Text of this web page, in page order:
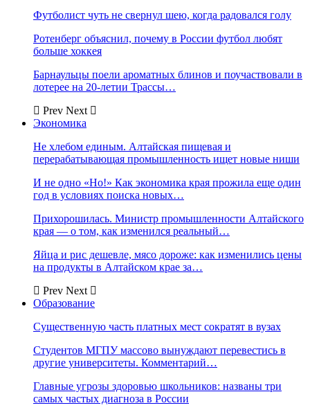
Футболист чуть не свернул шею, когда радовался голу
Ротенберг объяснил, почему в России футбол любят
больше хоккея
Барнаульцы поели ароматных блинов и поучаствовали в
лотерее на 20-летии Трассы…
Prev Next
Экономика
Не хлебом единым. Алтайская пищевая и
перерабатывающая промышленность ищет новые ниши
И не одно «Но!» Как экономика края прожила еще один
год в условиях поиска новых…
Прихорошилась. Министр промышленности Алтайского
края — о том, как изменился реальный…
Яйца и рис дешевле, мясо дороже: как изменились цены
на продукты в Алтайском крае за…
Prev Next
Образование
Существенную часть платных мест сократят в вузах
Студентов МГПУ массово вынуждают перевестись в
другие университеты. Комментарий…
Главные угрозы здоровью школьников: названы три
самых частых диагноза в России